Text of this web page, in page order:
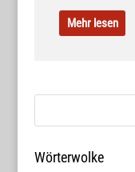
Mehr lesen
Wörterwolke